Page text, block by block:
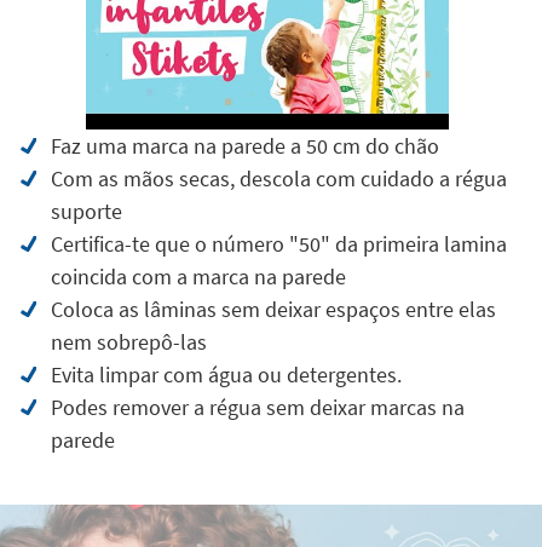
Faz uma marca na parede a 50 cm do chão
Com as mãos secas, descola com cuidado a régua
suporte
Certifica-te que o número "50" da primeira lamina
coincida com a marca na parede
Coloca as lâminas sem deixar espaços entre elas
nem sobrepô-las
Evita limpar com água ou detergentes.
Podes remover a régua sem deixar marcas na
parede